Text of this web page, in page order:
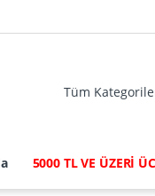
5000 TL VE ÜZERİ